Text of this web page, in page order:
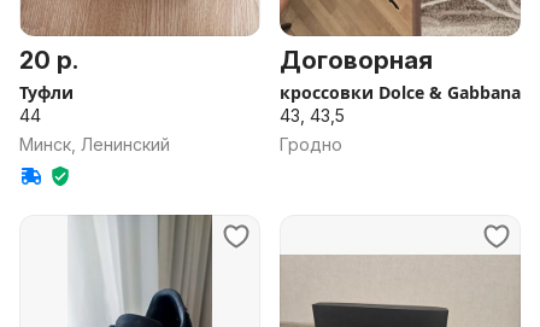
20 р.
Туфли
44
Минск, Ленинский
Договорная
кроссовки Dolce & Gabbana
43, 43,5
Гродно